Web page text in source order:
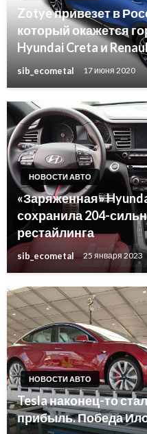
Zotye привезет в
который окажется
Hyundai Creta и
sib_ecometal 17 июня 2020
НОВОСТИ АВТО
«Заряженная»
сохранила 204-
рестайлинга
sib_ecometal 25 января 2023
НОВОСТИ АВТО
Tesla наконец-то
прибыль. Победа